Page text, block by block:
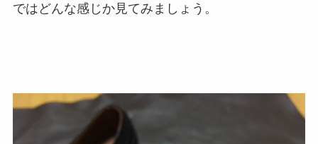
ではどんな感じか見てみましょう。